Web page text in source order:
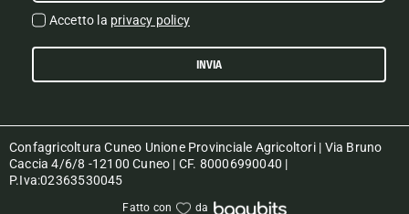
Accetto la privacy policy
INVIA
Confagricoltura Cuneo Unione Provinciale Agricoltori | Via Bruno
Caccia 4/6/8 -12100 Cuneo | CF. 80006990040 |
P.Iva:02363530045
Fatto con da